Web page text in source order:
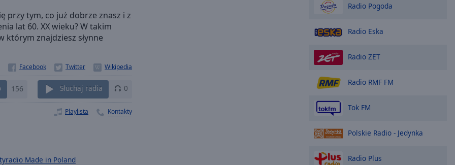
przy tym, co już dobrze znasz i z
lat 60. XX wieku? W takim
którym znajdziesz słynne
156 Słuchaj radia 0
Playlista Kontakty
Made in Poland
Radio Pogoda
Radio Eska
Radio ZET
Radio RMF FM
Tok FM
Polskie Radio - Jedynka
Radio Plus